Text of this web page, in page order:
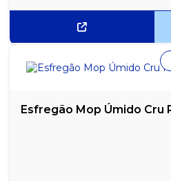
Esfregão Mop Úmido Cru